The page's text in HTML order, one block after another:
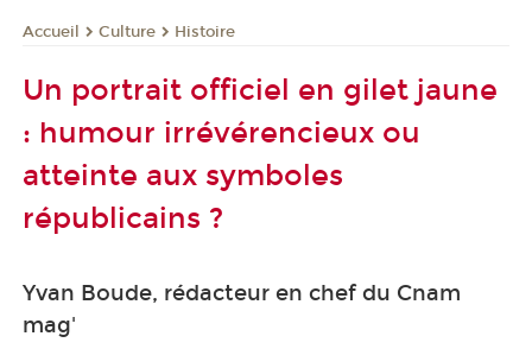
Accueil Culture Histoire
Un portrait officiel en gilet jaune
: humour irrévérencieux ou
atteinte aux symboles
républicains ?
Yvan Boude, rédacteur en chef du Cnam
mag'